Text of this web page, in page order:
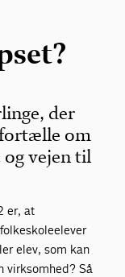
der
om
og vejen til
er, at
elev, som kan
virksomhed? Så